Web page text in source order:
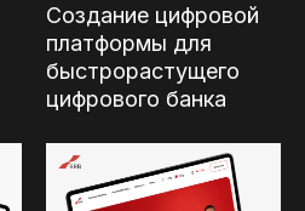
Создание цифровой
платформы для
быстрорастущего
цифрового банка